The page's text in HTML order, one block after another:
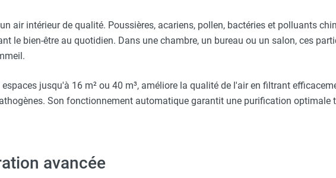
10 E - TROTEC
L - HUSQVARNA
tête réglable - HUSQVARNA
air intérieur de qualité. Poussières, acariens, pollen, bactéries et polluants
le bien-être au quotidien. Dans une chambre, un bureau ou un salon, ces
espaces jusqu'à 16 m² ou 40 m³, améliore la qualité de l'air en filtrant
Son fonctionnement automatique garantit une purification optimale
avancée